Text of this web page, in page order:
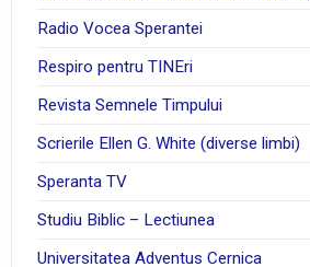
Radio Vocea Sperantei
Respiro pentru TINEri
Revista Semnele Timpului
Scrierile Ellen G. White (diverse limbi)
Speranta TV
Studiu Biblic – Lectiunea
Universitatea Adventus Cernica